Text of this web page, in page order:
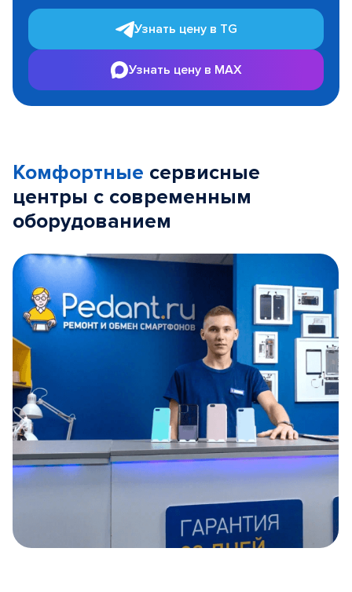
Узнать цену в TG
Узнать цену в MAX
Комфортные сервисные
центры с современным
оборудованием